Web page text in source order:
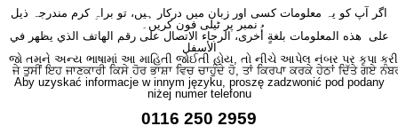
اگر آپ کو یہ معلومات کسی اور زبان میں درکار ہیں، تو براہِ کرم مندرجہ ذیل
نمبر پر ٹیلی فون کریں۔
على هذه المعلومات بلغةٍ أُخرى، الرجاء الاتصال على رقم الهاتف الذي يظهر في
الأسفل
જો તમને અન્ય ભાષામાં આ માહિતી જોઈતી હોય, તો નીચે આપેલ નંબર પર કૃપા કરી
ਜੇ ਤੁਸੀਂ ਇਹ ਜਾਣਕਾਰੀ ਕਿਸੇ ਹੋਰ ਭਾਸ਼ਾ ਵਿਚ ਚਾਹੁੰਦੇ ਹੋ, ਤਾਂ ਕਿਰਪਾ ਕਰਕੇ ਹੇਠਾਂ ਦਿੱਤੇ ਗਏ
Aby uzyskać informacje w innym języku, proszę zadzwonić pod podany
niżej numer telefonu
0116 250 2959